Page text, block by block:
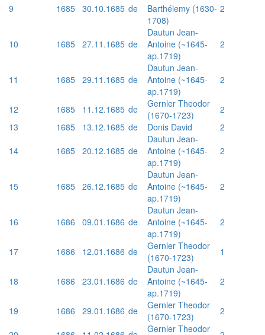
9 1685 30.10.1685 de
Barthélemy (1630-
1708)
2
10 1685 27.11.1685 de
Dautun Jean-
Antoine (~1645-
ap.1719)
2
11 1685 29.11.1685 de
Dautun Jean-
Antoine (~1645-
ap.1719)
2
12 1685 11.12.1685 de
Gernler Theodor
(1670-1723)
2
13
1685 13.12.1685 de Donis David
2
14
1685 20.12.1685 de
Dautun Jean-
Antoine (~1645-
ap.1719)
2
15 1685 26.12.1685 de
Dautun Jean-
Antoine (~1645-
ap.1719)
2
16 1686 09.01.1686 de
Dautun Jean-
Antoine (~1645-
ap.1719)
2
17 1686 12.01.1686 de
Gernler Theodor
(1670-1723)
1
18 1686 23.01.1686 de
Dautun Jean-
Antoine (~1645-
ap.1719)
2
19 1686 29.01.1686 de
Gernler Theodor
(1670-1723)
2
Gernler Theodor